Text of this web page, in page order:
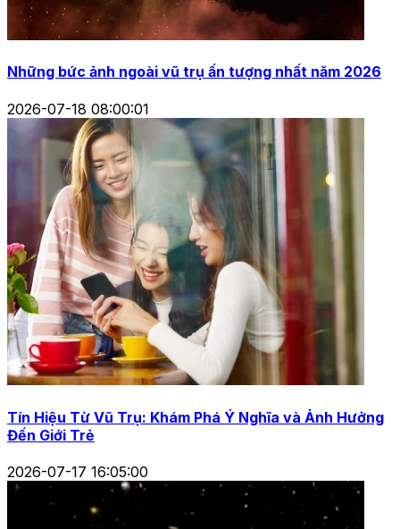
Những bức ảnh ngoài vũ trụ ấn tượng nhất năm 2026
2026-07-18 08:00:01
Tín Hiệu Từ Vũ Trụ: Khám Phá Ý Nghĩa và Ảnh Hưởng
Đến Giới Trẻ
2026-07-17 16:05:00